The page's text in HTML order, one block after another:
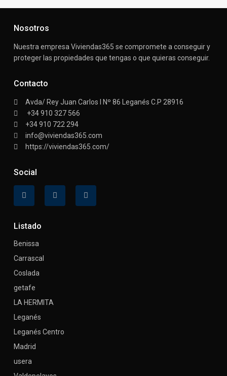
Nosotros
Nuestra empresa Viviendas365 se compromete a conseguir y
proteger las propiedades que tengas o que quieras conseguir.
Contacto
Avda/ Rey Juan Carlos I Nº 86 Leganés C.P 28916
+34 910 327 566
+34 910 722 294
info@viviendas365.com
https://viviendas365.com/
Social
Listado
Benissa
Carrascal
Coslada
getafe
LA HERMITA
Leganés
Leganés Centro
Madrid
usera